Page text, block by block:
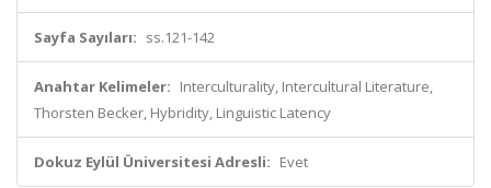
Sayfa Sayıları: ss.121-142
Anahtar Kelimeler: Interculturality, Intercultural Literature,
Thorsten Becker, Hybridity, Linguistic Latency
Dokuz Eylül Üniversitesi Adresli: Evet